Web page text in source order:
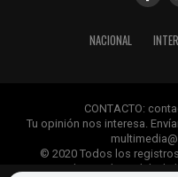
NACIONAL
CONTACTO:
Tu opinión nos interesa.
© 2020 Todos los
ConSentido Queda prohibida